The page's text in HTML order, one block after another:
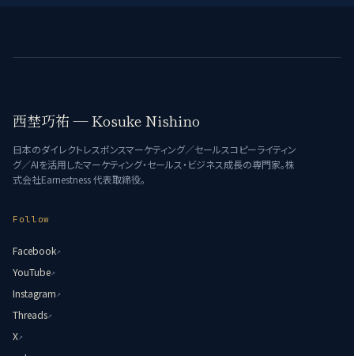
西埜巧祐 — Kosuke Nishino
日本のダイレクトレスポンスマーケティング／セールスコピーライティン
グ／AIを活用したマーケティング・セールス・ビジネス成長の専門家。株
式会社Earnestness 代表取締役。
Follow
Facebook↗
YouTube↗
Instagram ↗
Threads↗
X↗